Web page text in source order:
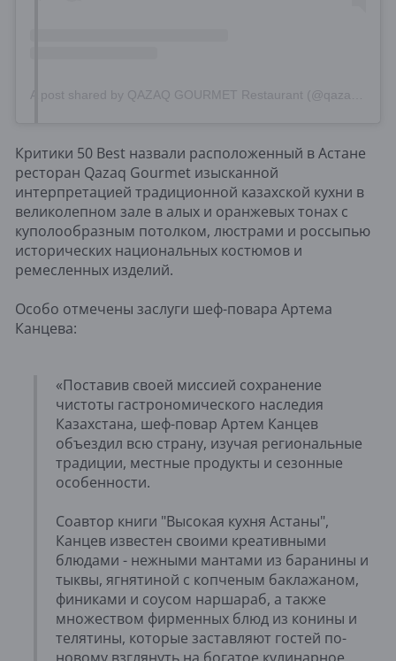
Критики 50 Best назвали расположенный в Астане
ресторан Qazaq Gourmet изысканной
интерпретацией традиционной казахской кухни в
великолепном зале в алых и оранжевых тонах с
куполообразным потолком, люстрами и россыпью
исторических национальных костюмов и
ремесленных изделий.
Особо отмечены заслуги шеф-повара Артема
Канцева:
«Поставив своей миссией сохранение
чистоты гастрономического наследия
Казахстана, шеф-повар Артем Канцев
объездил всю страну, изучая региональные
традиции, местные продукты и сезонные
особенности.
Соавтор книги "Высокая кухня Астаны",
Канцев известен своими креативными
блюдами - нежными мантами из баранины и
тыквы, ягнятиной с копченым баклажаном,
финиками и соусом наршараб, а также
множеством фирменных блюд из конины и
телятины, которые заставляют гостей по-
новому взглянуть на богатое кулинарное